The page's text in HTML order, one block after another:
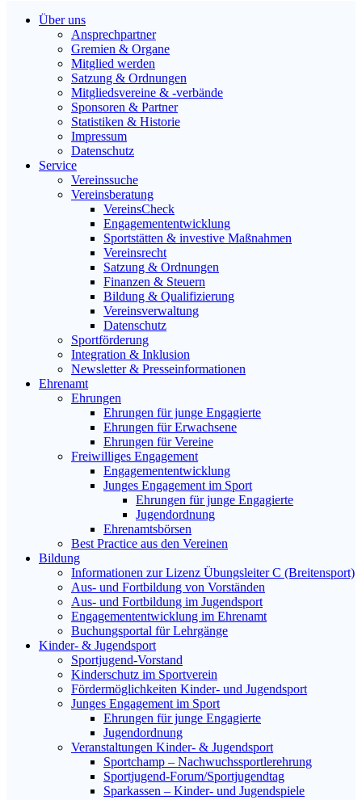
Über uns
Ansprechpartner
Gremien & Organe
Mitglied werden
Satzung & Ordnungen
Mitgliedsvereine & -verbände
Sponsoren & Partner
Statistiken & Historie
Impressum
Datenschutz
Service
Vereinssuche
Vereinsberatung
VereinsCheck
Engagemententwicklung
Sportstätten & investive Maßnahmen
Vereinsrecht
Satzung & Ordnungen
Finanzen & Steuern
Bildung & Qualifizierung
Vereinsverwaltung
Datenschutz
Sportförderung
Integration & Inklusion
Newsletter & Presseinformationen
Ehrenamt
Ehrungen
Ehrungen für junge Engagierte
Ehrungen für Erwachsene
Ehrungen für Vereine
Freiwilliges Engagement
Engagemententwicklung
Junges Engagement im Sport
Ehrungen für junge Engagierte
Jugendordnung
Ehrenamtsbörsen
Best Practice aus den Vereinen
Bildung
Informationen zur Lizenz Übungsleiter C (Breitensport)
Aus- und Fortbildung von Vorständen
Aus- und Fortbildung im Jugendsport
Engagemententwicklung im Ehrenamt
Buchungsportal für Lehrgänge
Kinder- & Jugendsport
Sportjugend-Vorstand
Kinderschutz im Sportverein
Fördermöglichkeiten Kinder- und Jugendsport
Junges Engagement im Sport
Ehrungen für junge Engagierte
Jugendordnung
Veranstaltungen Kinder- & Jugendsport
Sportchamp – Nach­wuchs­sportler­ehrung
Sportjugend-Forum/Sport­jugend­tag
Sparkassen – Kinder- und Jugendspiele